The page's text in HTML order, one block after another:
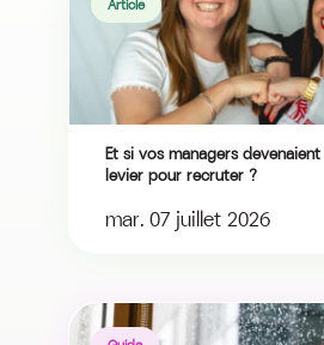
Article
Et si vos managers
levier pour recruter ?
mar. 07 juillet 2026